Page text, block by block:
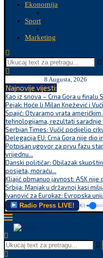
Ekonomija
Sport
Marketing
8 Augusta, 2026
Najnovije vijesti:
Kao iz snova – Crna Gora u
Pejak: Hoće li Milan Knežević i
Spajić: Otvaramo vrata
tehnologijama, rezultati saradnje
Serbian Times: Vučić podijelio
Delegacija EU: Crna Gora nije dio
Potpisan ugovor za prvu fazu
vrijednu...
Danski političar: Obilazak
posjeta, moraću...
Kljajić obmanuo javnost: ASK
Srbija: Manjak u državnoj kasi
Ivanović za Eurokaz: Evropska
Radio Press LIVE!